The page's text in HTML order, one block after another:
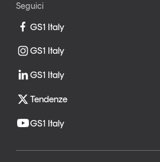
Seguici
GS1 Italy
GS1 Italy
GS1 Italy
Tendenze
GS1 Italy